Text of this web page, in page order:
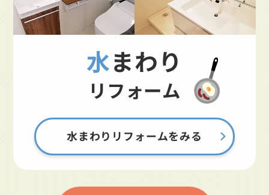
水まわり
リフォーム
水まわりリフォームをみる